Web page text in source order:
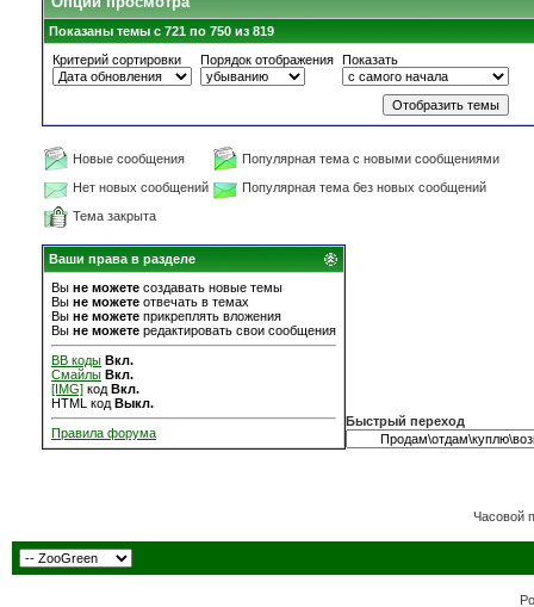
Показаны темы с 721 по 750 из 819
Критерий сортировки
Порядок отображения Показать
Новые сообщения
Популярная тема с новыми сообщениями
Нет новых сообщений
Популярная тема без новых сообщений
Тема закрыта
Ваши права в разделе
Вы не можете создавать новые темы
Вы не можете отвечать в темах
Вы не можете прикреплять вложения
Вы не можете редактировать свои сообщения
BB коды Вкл.
Смайлы Вкл.
[IMG] код Вкл.
HTML код Выкл.
Правила форума
Быстрый переход
Часовой